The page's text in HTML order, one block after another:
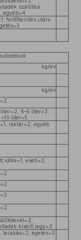
szállítási
egyéb=4
fertőtlenítés utáni
kg/év
kg/év
4–5 liter=3,
liter=5
raktár=2, egyéb
időre=1, eseti=2
kísérő jegy=3
lerakás=2, égetés=3